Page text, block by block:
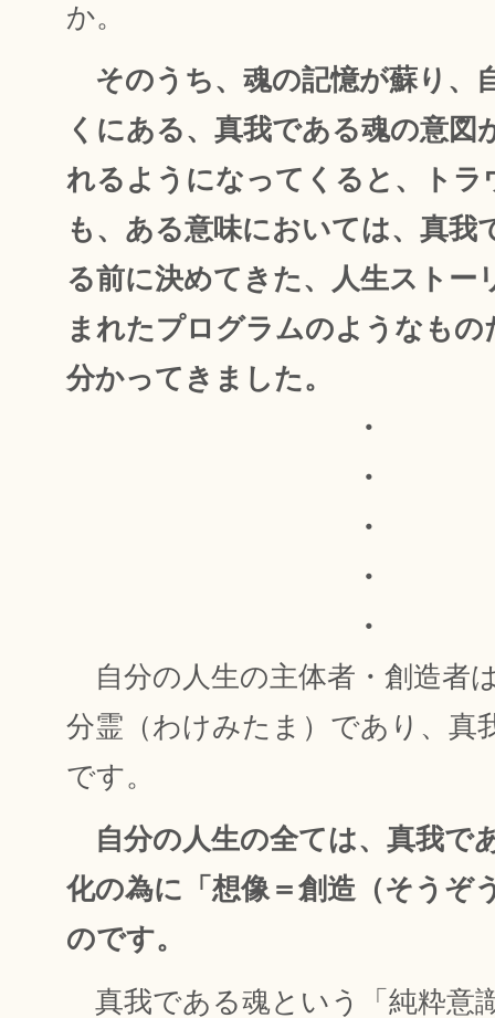
か。
そのうち、魂の記憶が蘇り、
くにある、真我である魂の意図
れるようになってくると、トラ
も、ある意味においては、真我
る前に決めてきた、人生ストー
まれたプログラムのようなも
分かってきました。
・
・
・
・
・
自分の人生の主体者・創造者
分霊（わけみたま）であり、真
です。
自分の人生の全ては、真我で
化の為に「想像＝創造（そうぞ
のです。
真我である魂という「純粋意